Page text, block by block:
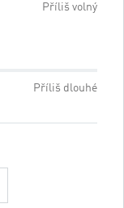
Příliš volný
Příliš dlouhé